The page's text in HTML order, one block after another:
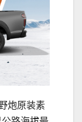
炮原装素